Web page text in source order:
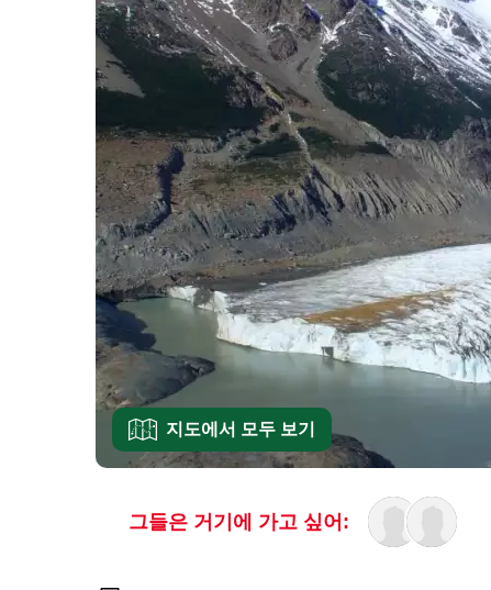
지도에서 모두 보기
그들은 거기에 가고 싶어: